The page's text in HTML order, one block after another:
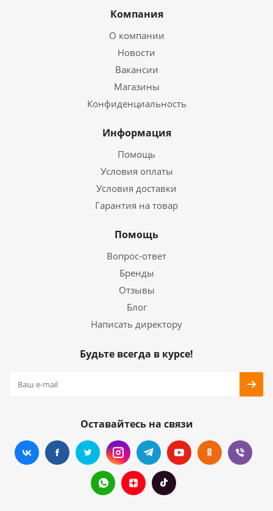
Компания
О компании
Новости
Вакансии
Магазины
Конфиденциальность
Информация
Помощь
Условия оплаты
Условия доставки
Гарантия на товар
Помощь
Вопрос-ответ
Бренды
Отзывы
Блог
Написать директору
Будьте всегда в курсе!
Оставайтесь на связи